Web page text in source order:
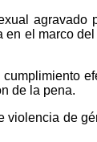
el marco
de la pena.
de